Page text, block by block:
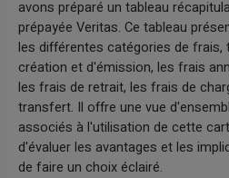
avons préparé un tableau
prépayée Veritas. Ce tableau
les différentes catégories de frais,
création et d'émission, les frais
les frais de retrait, les frais de
transfert. Il offre une vue
associés à l'utilisation de cette
d'évaluer les avantages et les
de faire un choix éclairé.